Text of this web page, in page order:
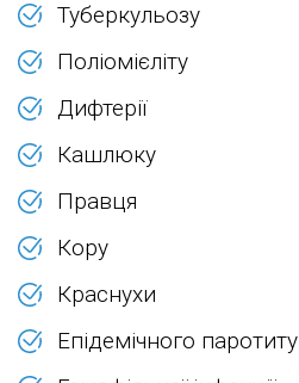
Туберкульозу
Поліомієліту
Дифтерії
Кашлюку
Правця
Кору
Краснухи
Епідемічного паротиту